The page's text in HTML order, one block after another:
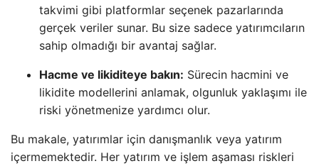
takvimi gibi platformlar seçenek pazarlarında
gerçek veriler sunar. Bu size sadece yatırımcıların
sahip olmadığı bir avantaj sağlar.
Hacme ve likiditeye bakın: Sürecin hacmini ve
likidite modellerini anlamak, olgunluk yaklaşımı ile
riski yönetmenize yardımcı olur.
Bu makale, yatırımlar için danışmanlık veya yatırım
içermemektedir. Her yatırım ve işlem aşaması riskleri